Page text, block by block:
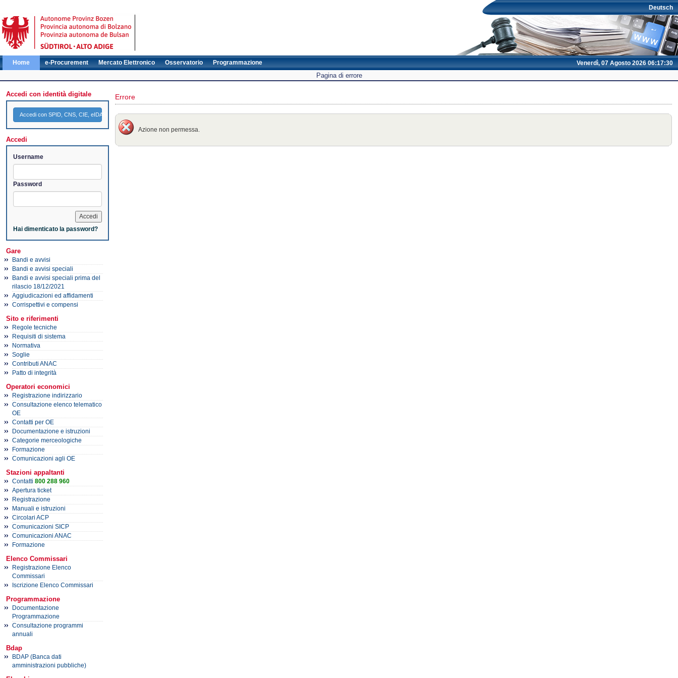
Deutsch
Venerdì, 07 Agosto 2026 06:17:31
Home e-Procurement Mercato Elettronico Osservatorio Programmazione
Pagina di errore
Accedi con identità digitale
Accedi con SPID, CNS, CIE, eIDAS
Accedi
Username
Password
Hai dimenticato la password?
Gare
Bandi e avvisi
Bandi e avvisi speciali
Bandi e avvisi speciali prima del
rilascio 18/12/2021
Aggiudicazioni ed affidamenti
Corrispettivi e compensi
Sito e riferimenti
Regole tecniche
Requisiti di sistema
Normativa
Soglie
Contributi ANAC
Patto di integrità
Operatori economici
Registrazione indirizzario
Consultazione elenco telematico
OE
Contatti per OE
Documentazione e istruzioni
Categorie merceologiche
Formazione
Comunicazioni agli OE
Stazioni appaltanti
Contatti 800 288 960
Apertura ticket
Registrazione
Manuali e istruzioni
Circolari ACP
Comunicazioni SICP
Comunicazioni ANAC
Formazione
Elenco Commissari
Registrazione Elenco
Commissari
Iscrizione Elenco Commissari
Programmazione
Documentazione
Programmazione
Consultazione programmi
annuali
Bdap
BDAP (Banca dati
amministrazioni pubbliche)
Errore
Azione non permessa.